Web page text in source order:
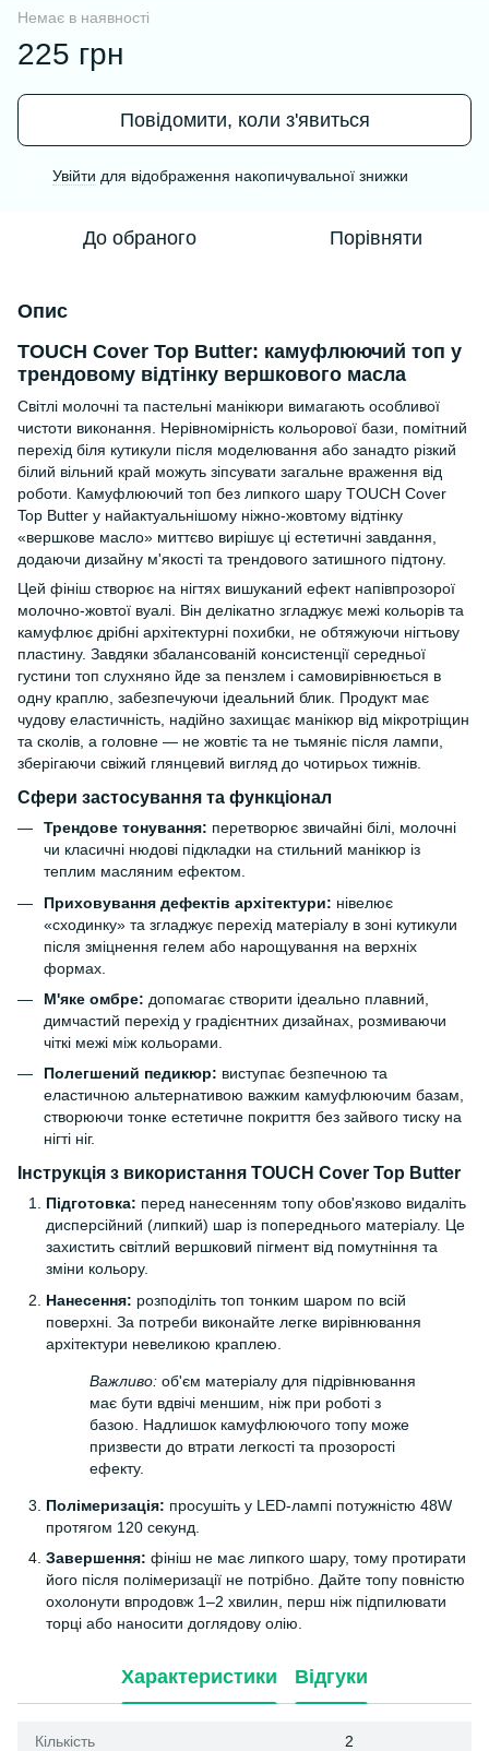
Немає в наявності
225 грн
Повідомити, коли з'явиться
Увійти для відображення накопичувальної знижки
До обраного Порівняти
Опис
TOUCH Cover Top Butter: камуфлюючий топ у
трендовому відтінку вершкового масла
Світлі молочні та пастельні манікюри вимагають особливої
чистоти виконання. Нерівномірність кольорової бази, помітний
перехід біля кутикули після моделювання або занадто різкий
білий вільний край можуть зіпсувати загальне враження від
роботи. Камуфлюючий топ без липкого шару TOUCH Cover
Top Butter у найактуальнішому ніжно-жовтому відтінку
«вершкове масло» миттєво вирішує ці естетичні завдання,
додаючи дизайну м'якості та трендового затишного підтону.
Цей фініш створює на нігтях вишуканий ефект напівпрозорої
молочно-жовтої вуалі. Він делікатно згладжує межі кольорів та
камуфлює дрібні архітектурні похибки, не обтяжуючи нігтьову
пластину. Завдяки збалансованій консистенції середньої
густини топ слухняно йде за пензлем і самовирівнюється в
одну краплю, забезпечуючи ідеальний блик. Продукт має
чудову еластичність, надійно захищає манікюр від мікротріщин
та сколів, а головне — не жовтіє та не тьмяніє після лампи,
зберігаючи свіжий глянцевий вигляд до чотирьох тижнів.
Сфери застосування та функціонал
Трендове тонування: перетворює звичайні білі, молочні
чи класичні нюдові підкладки на стильний манікюр із
теплим масляним ефектом.
Приховування дефектів архітектури: нівелює
«сходинку» та згладжує перехід матеріалу в зоні кутикули
після зміцнення гелем або нарощування на верхніх
формах.
М'яке омбре: допомагає створити ідеально плавний,
димчастий перехід у градієнтних дизайнах, розмиваючи
чіткі межі між кольорами.
Полегшений педикюр: виступає безпечною та
еластичною альтернативою важким камуфлюючим базам,
створюючи тонке естетичне покриття без зайвого тиску на
нігті ніг.
Інструкція з використання TOUCH Cover Top Butter
Підготовка: перед нанесенням топу обов'язково видаліть
дисперсійний (липкий) шар із попереднього матеріалу. Це
захистить світлий вершковий пігмент від помутніння та
зміни кольору.
Нанесення: розподіліть топ тонким шаром по всій
поверхні. За потреби виконайте легке вирівнювання
архітектури невеликою краплею.
Важливо: об'єм матеріалу для підрівнювання
має бути вдвічі меншим, ніж при роботі з
базою. Надлишок камуфлюючого топу може
призвести до втрати легкості та прозорості
ефекту.
Полімеризація: просушіть у LED-лампі потужністю 48W
протягом 120 секунд.
Завершення: фініш не має липкого шару, тому протирати
його після полімеризації не потрібно. Дайте топу повністю
охолонути впродовж 1–2 хвилин, перш ніж підпилювати
торці або наносити доглядову олію.
Характеристики Відгуки
Кількість 2